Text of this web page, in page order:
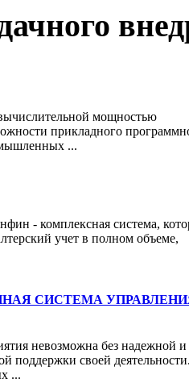
мощностью
прикладного
...
- комплексная система,
учет в полном объеме,
СИСТЕМА
невозможна без надежной и
поддержки своей
...